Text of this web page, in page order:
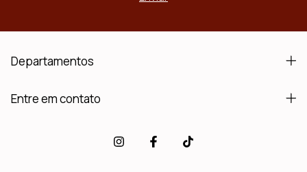
Departamentos
Entre em contato